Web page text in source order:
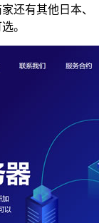
还有其他日本、
。